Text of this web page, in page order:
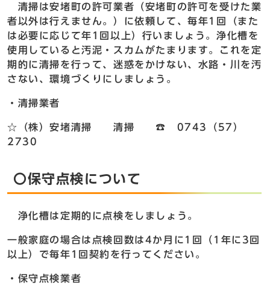
清掃は安堵町の許可業者（安堵町の許可を受けた業
者以外は行えません。）に依頼して、毎年1回（また
は必要に応じて年1回以上）行いましょう。浄化槽を
使用していると汚泥・スカムがたまります。これを定
期的に清掃を行って、迷惑をかけない、水路・川を汚
さない、環境づくりにしましょう。
・清掃業者
☆（株）安堵清掃 清掃 ☎ 0743（57）
2730
〇保守点検について
浄化槽は定期的に点検をしましょう。
一般家庭の場合は点検回数は4か月に1回（1年に3回
以上）で毎年1回契約を行ってください。
・保守点検業者